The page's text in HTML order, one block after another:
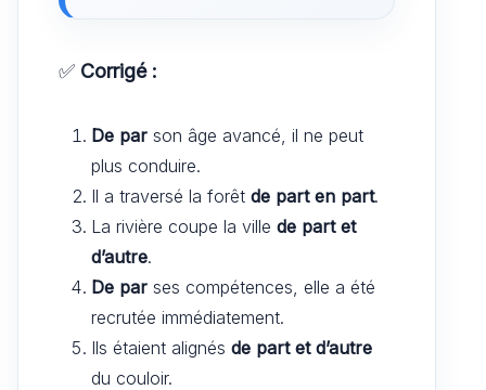
✅ Corrigé :
De par son âge avancé, il ne peut
plus conduire.
Il a traversé la forêt de part en part.
La rivière coupe la ville de part et
d’autre.
De par ses compétences, elle a été
recrutée immédiatement.
Ils étaient alignés de part et d’autre
du couloir.